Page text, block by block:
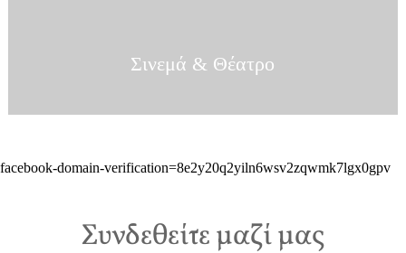
Σινεμά & Θέατρο
facebook-domain-verification=8e2y20q2yiln6wsv2zqwmk7lgx0gpv
Συνδεθείτε μαζί μας